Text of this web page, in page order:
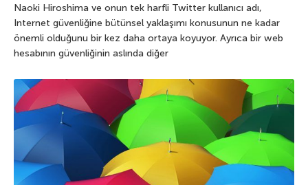
Naoki Hiroshima ve onun tek harfli Twitter kullanıcı adı,
Internet güvenliğine bütünsel yaklaşımı konusunun ne kadar
önemli olduğunu bir kez daha ortaya koyuyor. Ayrıca bir web
hesabının güvenliğinin aslında diğer